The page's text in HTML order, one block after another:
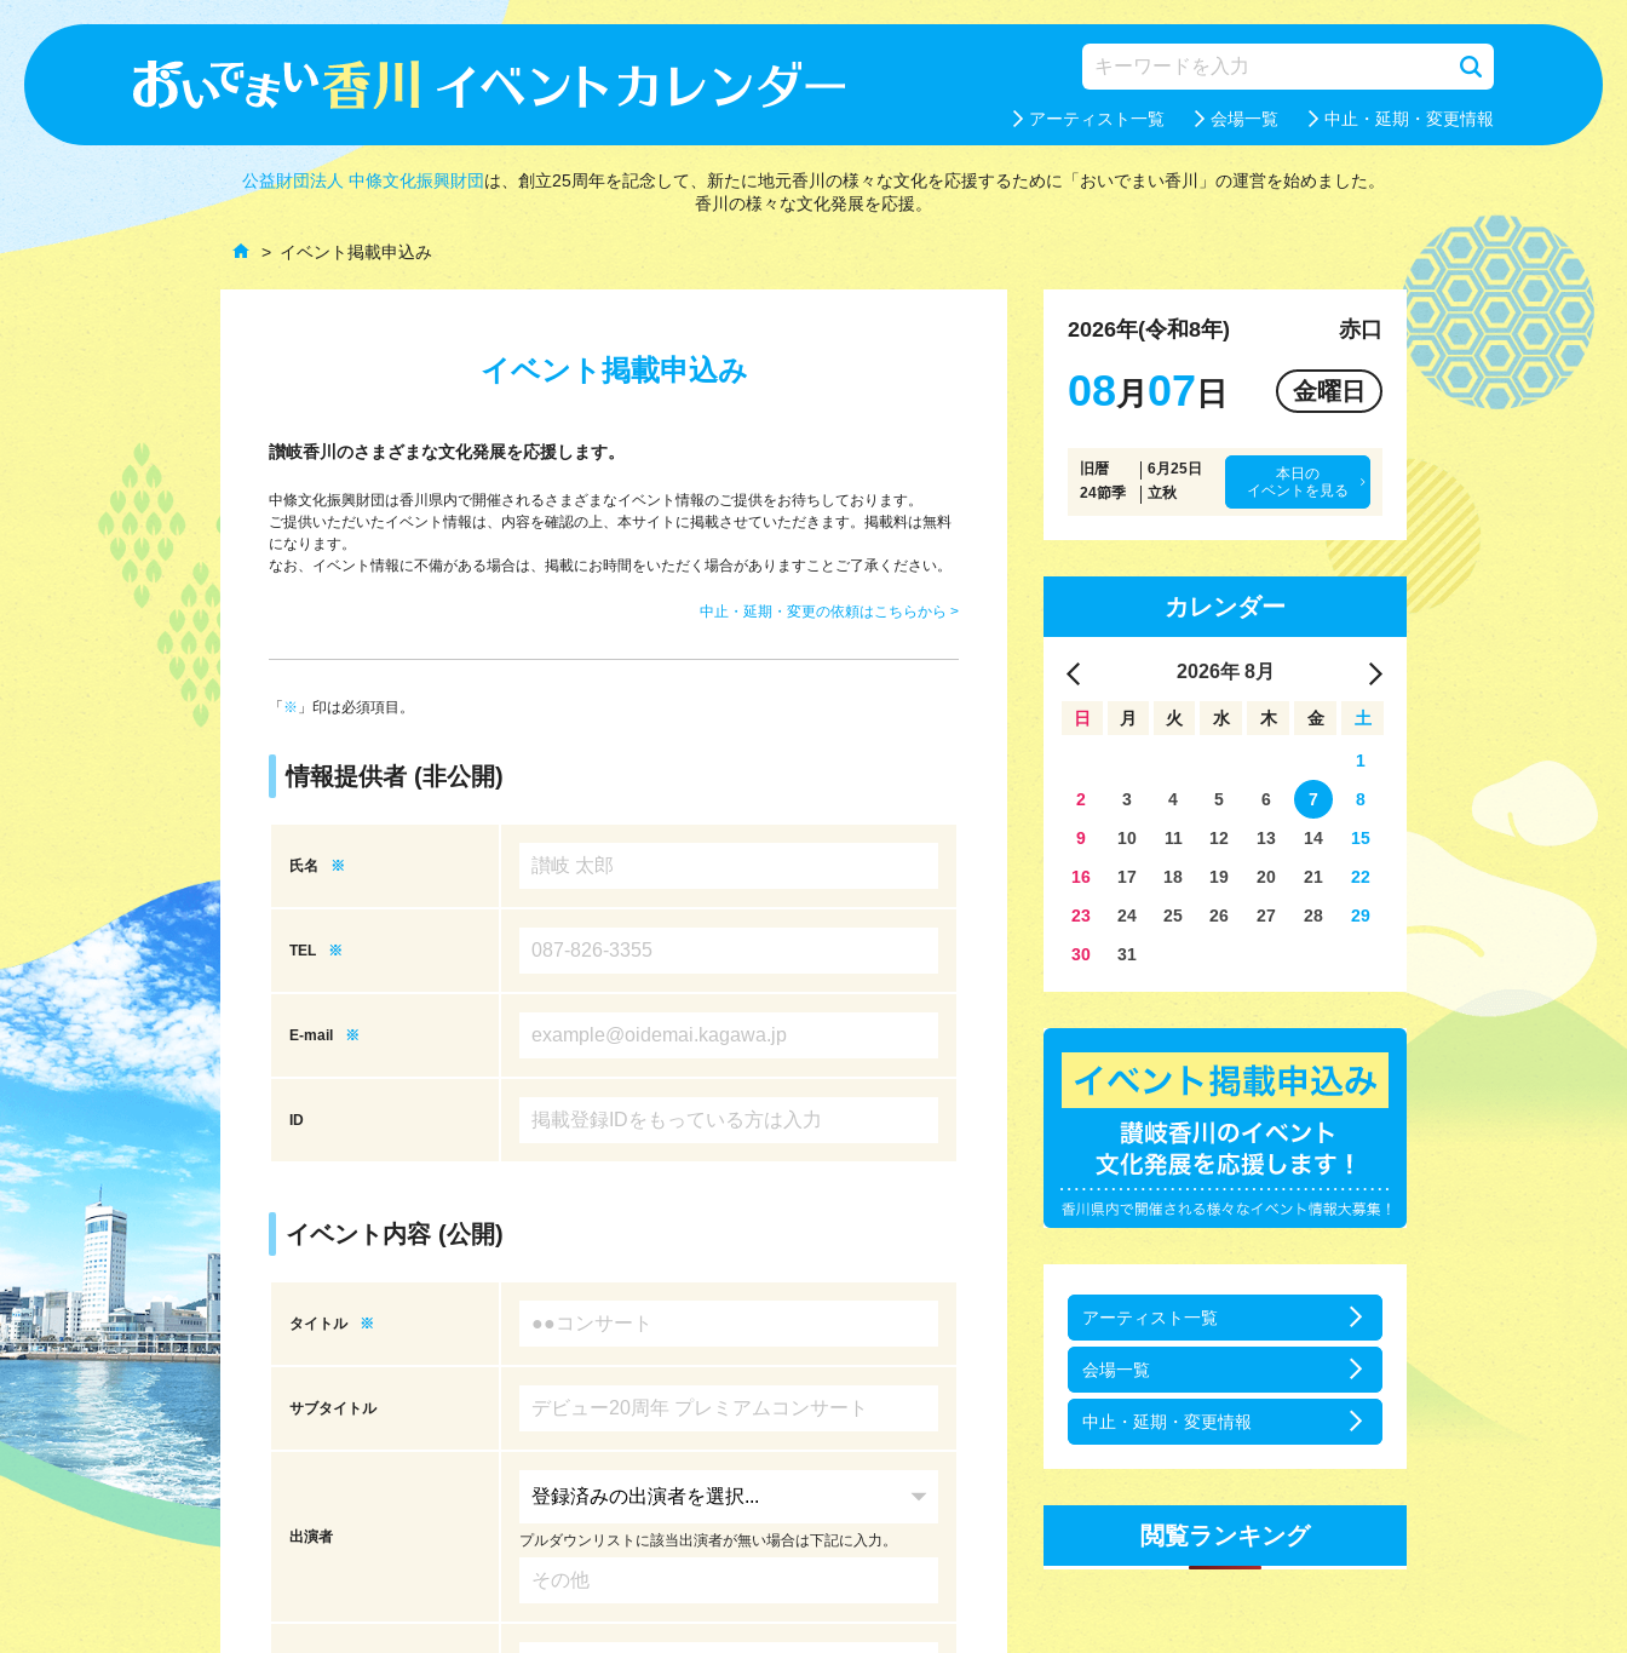
アーティスト一覧 会場一覧 中止・延期・変更情報
公益財団法人 中條文化振興財団は、創立25周年を記念して、新たに地元香川の様々な文化を応援するために「おいでまい香川」の運営を始めました。
香川の様々な文化発展を応援。
イベント掲載申込み
イベント掲載申込み
讃岐香川のさまざまな文化発展を応援します。
中條文化振興財団は香川県内で開催されるさまざまなイベント情報のご提供をお待ちしております。
ご提供いただいたイベント情報は、内容を確認の上、本サイトに掲載させていただきます。掲載料は無料
になります。
なお、イベント情報に不備がある場合は、掲載にお時間をいただく場合がありますことご了承ください。
中止・延期・変更の依頼はこちらから >
「 ※ 」印は必須項目。
情報提供者 (非公開)
氏名 ※
TEL ※
E-mail ※
ID
イベント内容 (公開)
タイトル ※
サブタイトル
出演者 プルダウンリストに該当出演者が無い場合は下記に入力。
2026年(令和8年) 赤口
08月 07 日 金曜日
旧暦
6月25日
24節季
立秋
本日の
イベントを見る
カレンダー
2026年 8月
日 月 火 水 木 金 土
1
2
3 4 5 6 7
8
9
10 11 12 13 14
15
16
17 18 19 20 21
22
23
24 25 26 27 28
29
30
31
アーティスト一覧
会場一覧
中止・延期・変更情報
閲覧ランキング